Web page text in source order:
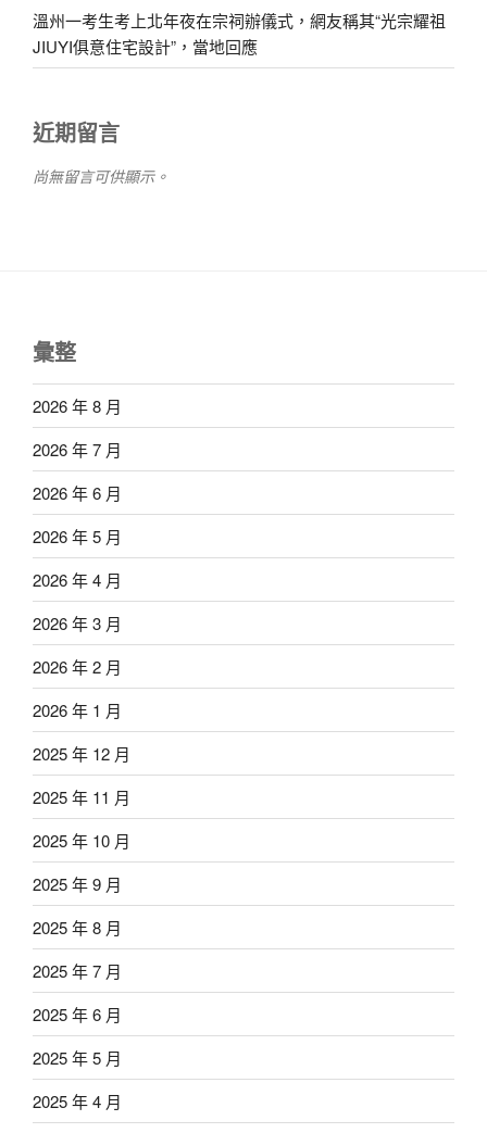
溫州一考生考上北年夜在宗祠辦儀式，網友稱其“光宗耀祖
JIUYI俱意住宅設計”，當地回應
近期留言
尚無留言可供顯示。
彙整
2026 年 8 月
2026 年 7 月
2026 年 6 月
2026 年 5 月
2026 年 4 月
2026 年 3 月
2026 年 2 月
2026 年 1 月
2025 年 12 月
2025 年 11 月
2025 年 10 月
2025 年 9 月
2025 年 8 月
2025 年 7 月
2025 年 6 月
2025 年 5 月
2025 年 4 月